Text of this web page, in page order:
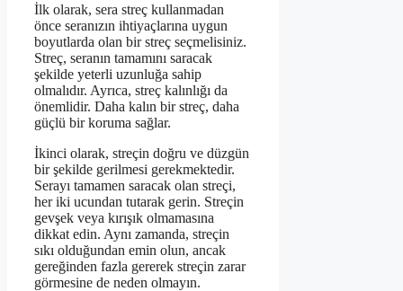
İlk olarak, sera streç kullanmadan
önce seranızın ihtiyaçlarına uygun
boyutlarda olan bir streç seçmelisiniz.
Streç, seranın tamamını saracak
şekilde yeterli uzunluğa sahip
olmalıdır. Ayrıca, streç kalınlığı da
önemlidir. Daha kalın bir streç, daha
güçlü bir koruma sağlar.
İkinci olarak, streçin doğru ve düzgün
bir şekilde gerilmesi gerekmektedir.
Serayı tamamen saracak olan streçi,
her iki ucundan tutarak gerin. Streçin
gevşek veya kırışık olmamasına
dikkat edin. Aynı zamanda, streçin
sıkı olduğundan emin olun, ancak
gereğinden fazla gererek streçin zarar
görmesine de neden olmayın.